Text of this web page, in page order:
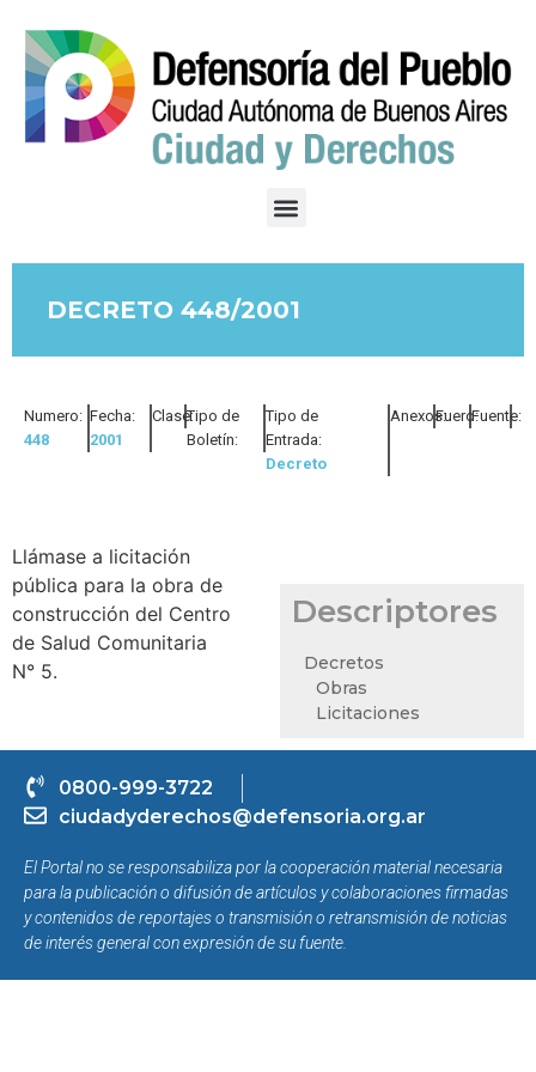
DECRETO 448/2001
Numero:
448
Fecha:
2001
Clase:Tipo de
Boletín:
Tipo de
Entrada:
Decreto
Anexos:Fuero:Fuente:
Llámase a licitación
pública para la obra de
construcción del Centro
de Salud Comunitaria
N° 5.
Descriptores
Decretos
Obras
Licitaciones
0800-999-3722
ciudadyderechos@defensoria.org.ar
El Portal no se responsabiliza por la cooperación material necesaria
para la publicación o difusión de artículos y colaboraciones firmadas
y contenidos de reportajes o transmisión o retransmisión de noticias
de interés general con expresión de su fuente.